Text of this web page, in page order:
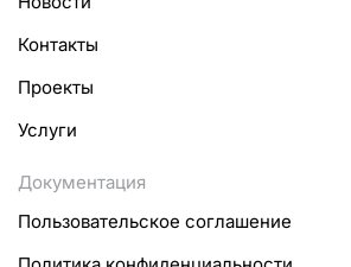
Контакты
Проекты
Услуги
Документация
Пользовательское соглашение